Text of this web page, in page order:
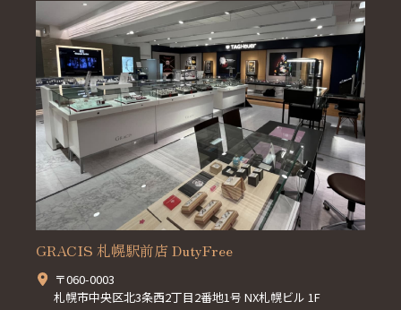
GRACIS 札幌駅前店 DutyFree
〒060-0003
札幌市中央区北3条西2丁目2番地1号 NX札幌ビル 1F